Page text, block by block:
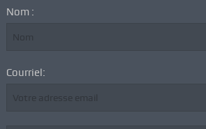
Nom :
Courriel: